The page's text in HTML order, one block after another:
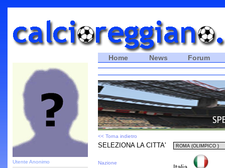
Utente Anonimo
Home News Forum
<< Torna indietro
SELEZIONA LA CITTA'
Nazione